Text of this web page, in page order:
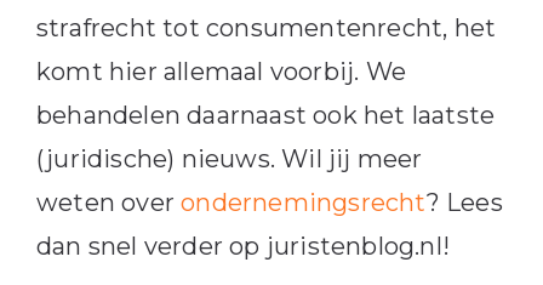
strafrecht tot consumentenrecht, het
komt hier allemaal voorbij. We
behandelen daarnaast ook het laatste
(juridische) nieuws. Wil jij meer
weten overondernemingsrecht? Lees
dan snel verder op juristenblog.nl!